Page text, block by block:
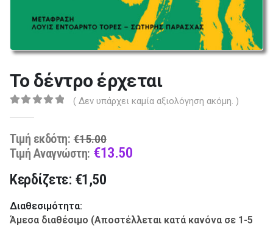
Το δέντρο έρχεται
( Δεν υπάρχει καμία αξιολόγηση ακόμη. )
Τιμή εκδότη: €15.00
price
Τιμή Αναγνώστη: €13.50Current
Κερδίζετε: €1,50
Διαθεσιμότητα:
Άμεσα διαθέσιμο (Αποστέλλεται κατά κανόνα σε 1-5